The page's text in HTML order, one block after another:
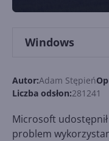
Windows
Autor:Adam Stępień
Liczba odsłon:281241
Microsoft
problem